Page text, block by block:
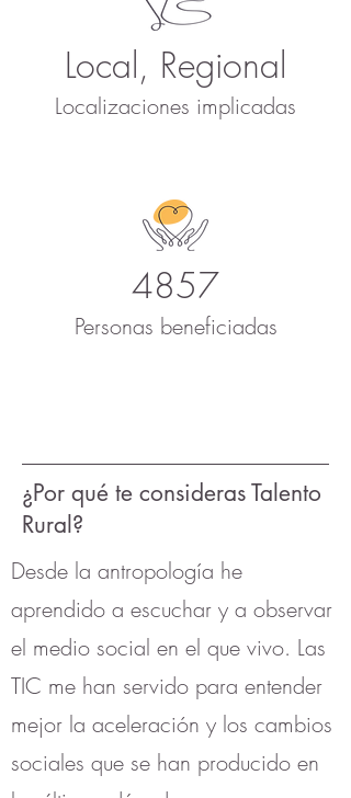
Local, Regional
Localizaciones implicadas
4857
Personas beneficiadas
¿Por qué te consideras Talento
Rural?
Desde la antropología he
aprendido a escuchar y a observar
el medio social en el que vivo. Las
TIC me han servido para entender
mejor la aceleración y los cambios
sociales que se han producido en